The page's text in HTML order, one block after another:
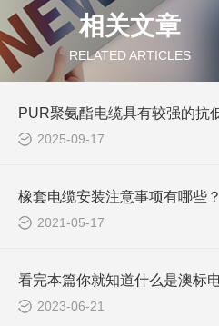
相关文章
RELATED ARTICLES
2025-09-17
橡套电缆安装注意事项有哪些？
2021-05-17
2023-06-21